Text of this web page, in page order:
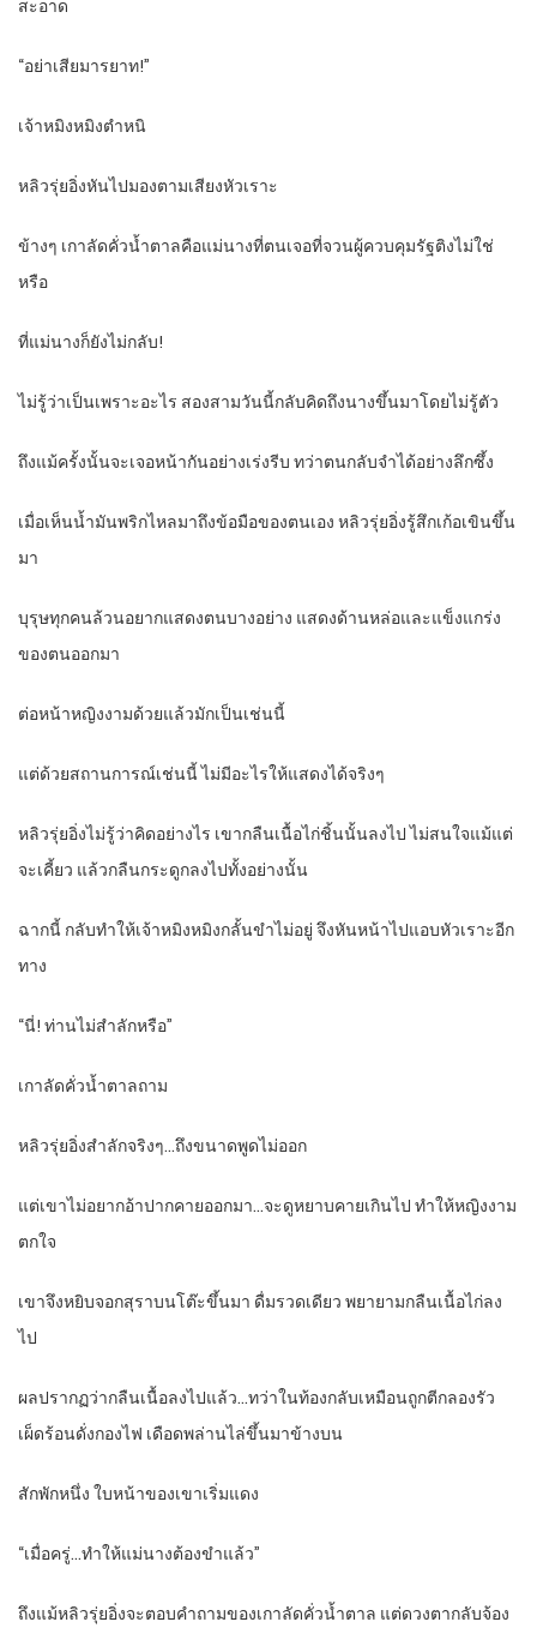
สะอาด
“อย่าเสียมารยาท!”
เจ้าหมิงหมิงตำหนิ
หลิวรุ่ยอิ่งหันไปมองตามเสียงหัวเราะ
ข้างๆ เกาลัดคั่วน้ำตาลคือแม่นางที่ตนเจอที่จวนผู้ควบคุมรัฐติงไม่ใช่
หรือ
ที่แม่นางก็ยังไม่กลับ!
ไม่รู้ว่าเป็นเพราะอะไร สองสามวันนี้กลับคิดถึงนางขึ้นมาโดยไม่รู้ตัว
ถึงแม้ครั้งนั้นจะเจอหน้ากันอย่างเร่งรีบ ทว่าตนกลับจำได้อย่างลึกซึ้ง
เมื่อเห็นน้ำมันพริกไหลมาถึงข้อมือของตนเอง หลิวรุ่ยอิ่งรู้สึกเก้อเขินขึ้น
มา
บุรุษทุกคนล้วนอยากแสดงตนบางอย่าง แสดงด้านหล่อและแข็งแกร่ง
ของตนออกมา
ต่อหน้าหญิงงามด้วยแล้วมักเป็นเช่นนี้
แต่ด้วยสถานการณ์เช่นนี้ ไม่มีอะไรให้แสดงได้จริงๆ
หลิวรุ่ยอิ่งไม่รู้ว่าคิดอย่างไร เขากลืนเนื้อไก่ชิ้นนั้นลงไป ไม่สนใจแม้แต่
จะเคี้ยว แล้วกลืนกระดูกลงไปทั้งอย่างนั้น
ฉากนี้ กลับทำให้เจ้าหมิงหมิงกลั้นขำไม่อยู่ จึงหันหน้าไปแอบหัวเราะอีก
ทาง
“นี่! ท่านไม่สำลักหรือ”
เกาลัดคั่วน้ำตาลถาม
หลิวรุ่ยอิ่งสำลักจริงๆ…ถึงขนาดพูดไม่ออก
แต่เขาไม่อยากอ้าปากคายออกมา…จะดูหยาบคายเกินไป ทำให้หญิงงาม
ตกใจ
เขาจึงหยิบจอกสุราบนโต๊ะขึ้นมา ดื่มรวดเดียว พยายามกลืนเนื้อไก่ลง
ไป
ผลปรากฏว่ากลืนเนื้อลงไปแล้ว…ทว่าในท้องกลับเหมือนถูกตีกลองรัว
เผ็ดร้อนดั่งกองไฟ เดือดพล่านไล่ขึ้นมาข้างบน
สักพักหนึ่ง ใบหน้าของเขาเริ่มแดง
“เมื่อครู่…ทำให้แม่นางต้องขำแล้ว”
ถึงแม้หลิวรุ่ยอิ่งจะตอบคำถามของเกาลัดคั่วน้ำตาล แต่ดวงตากลับจ้อง